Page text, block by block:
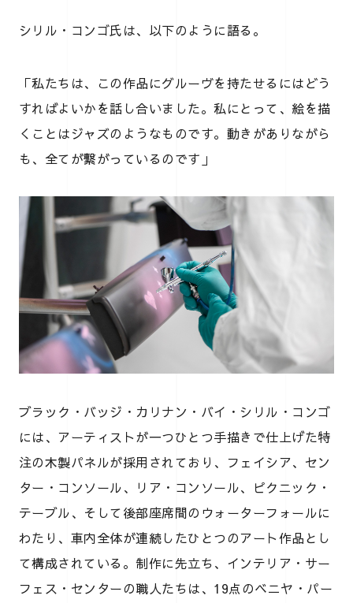
シリル・コンゴ氏は、以下のように語る。
「私たちは、この作品にグルーヴを持たせるにはどう
すればよいかを話し合いました。私にとって、絵を描
くことはジャズのようなものです。動きがありながら
も、全てが繋がっているのです」
ブラック・バッジ・カリナン・バイ・シリル・コンゴ
には、アーティストが一つひとつ手描きで仕上げた特
注の木製パネルが採用されており、フェイシア、セン
ター・コンソール、リア・コンソール、ピクニック・
テーブル、そして後部座席間のウォーターフォールに
わたり、車内全体が連続したひとつのアート作品とし
て構成されている。制作に先立ち、インテリア・サー
フェス・センターの職人たちは、19点のベニヤ・パー